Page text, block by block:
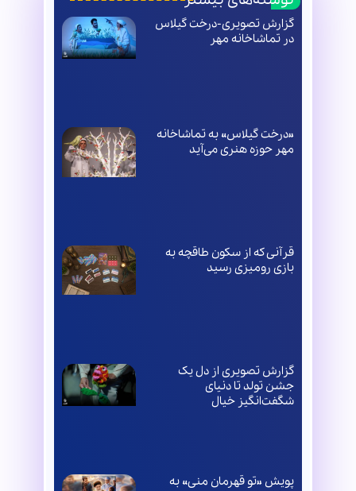
گزارش تصویری-درخت گیلاس
در تماشاخانه مهر
«درخت گیلاس» به تماشاخانه
مهر حوزه هنری می‌آید
قرآنی که از سکون طاقچه به
بازی رومیزی رسید
گزارش تصویری از دل یک
جشن تولد تا دنیای
شگفت‌انگیز خیال
پویش «تو قهرمان منی» به